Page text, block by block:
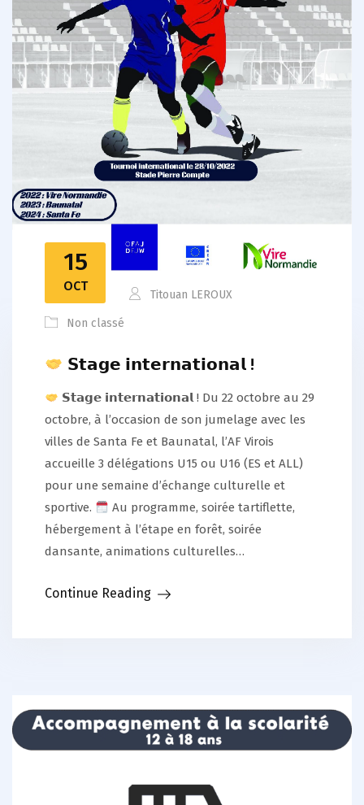
15
OCT
Titouan LEROUX
Non classé
𝗦𝘁𝗮𝗴𝗲 𝗶𝗻𝘁𝗲𝗿𝗻𝗮𝘁𝗶𝗼𝗻𝗮𝗹 !
𝗦𝘁𝗮𝗴𝗲 𝗶𝗻𝘁𝗲𝗿𝗻𝗮𝘁𝗶𝗼𝗻𝗮𝗹 ! Du 22 octobre au 29
octobre, à l’occasion de son jumelage avec les
villes de Santa Fe et Baunatal, l’AF Virois
accueille 3 délégations U15 ou U16 (ES et ALL)
pour une semaine d’échange culturelle et
sportive.
Au programme, soirée tartiflette,
hébergement à l’étape en forêt, soirée
dansante, animations culturelles…
Continue Reading